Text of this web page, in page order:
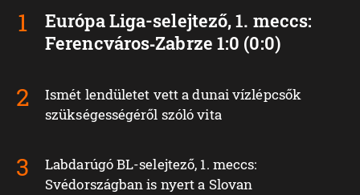
Európa Liga-selejtező, 1. meccs:
Ferencváros‑Zabrze 1:0 (0:0)
Ismét lendületet vett a dunai vízlépcsők
szükségességéről szóló vita
Labdarúgó BL-selejtező, 1. meccs:
Svédországban is nyert a Slovan